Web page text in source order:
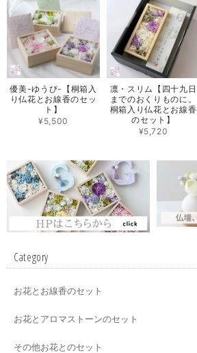
優美-ゆうび-【桐箱入
り仏花とお線香のセッ
ト】
¥5,500
凛・スリム【四十九日
までのおくりものに。
桐箱入り仏花とお線香
のセット】
¥5,720
Category
お花とお線香のセット
お花とアロマストーンのセット
その他お花とのセット